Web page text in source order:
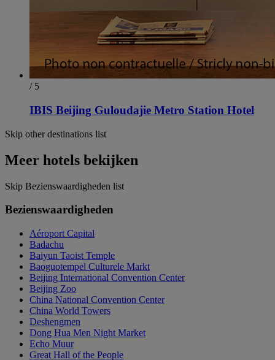
/ 5
IBIS Beijing Guloudajie Metro Station Hotel
Skip other destinations list
Meer hotels bekijken
Skip Bezienswaardigheden list
Bezienswaardigheden
Aéroport Capital
Badachu
Baiyun Taoist Temple
Baoguotempel Culturele Markt
Beijing International Convention Center
Beijing Zoo
China National Convention Center
China World Towers
Deshengmen
Dong Hua Men Night Market
Echo Muur
Great Hall of the People